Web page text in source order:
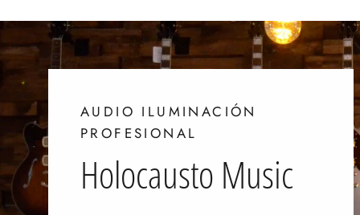
AUDIO ILUMINACIÓN
PROFESIONAL
Holocausto Music